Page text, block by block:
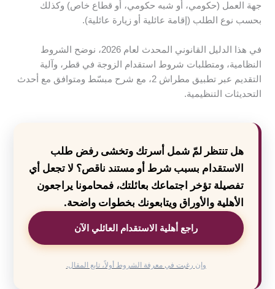
جهة العمل (حكومي، أو شبه حكومي، أو قطاع خاص) وكذلك
بحسب نوع الطلب (إقامة عائلية أو زيارة عائلية).
في هذا الدليل القانوني المحدث لعام 2026، نوضح الشروط
النظامية، ومتطلبات شروط استقدام الزوجة في قطر، وآلية
التقديم عبر تطبيق مطراش 2، مع شرح مبسّط ومتوافق مع أحدث
التحديثات التنظيمية.
هل تنتظر لمّ شمل أسرتك وتخشى رفض طلب
الاستقدام بسبب شرط أو مستند ناقص؟ لا تجعل أي
تفصيلة تؤخر اجتماعك بعائلتك، فمحامونا يراجعون
الأهلية والأوراق ويتابعونك بخطوات واضحة.
راجع أهلية الاستقدام العائلي الآن
وإن رغبت في معرفة الشروط أولاً، تابع المقال.